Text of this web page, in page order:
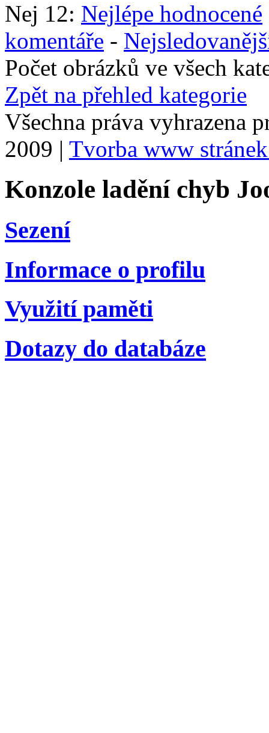
Nej 12: Nejlépe hodnocené
komentáře -
Počet obrázků ve všech
Zpět na přehled kategorie
Všechna práva vyhrazena
2009 | Tvorba www
Konzole ladění chyb
Sezení
Informace o profilu
Využití paměti
Dotazy do databáze